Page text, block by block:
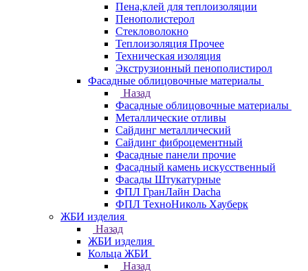
Пена,клей для теплоизоляции
Пенополистерол
Стекловолокно
Теплоизоляция Прочее
Техническая изоляция
Экструзионный пенополистирол
Фасадные облицовочные материалы
Назад
Фасадные облицовочные материалы
Металлические отливы
Сайдинг металлический
Сайдинг фиброцементный
Фасадные панели прочие
Фасадный камень искусственный
Фасады Штукатурные
ФПЛ ГранЛайн Dacha
ФПЛ ТехноНиколь Хауберк
ЖБИ изделия
Назад
ЖБИ изделия
Кольца ЖБИ
Назад